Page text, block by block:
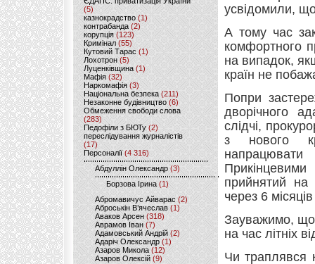
(5)
казнокрадство (1)
контрабанда (2)
корупція (123)
Кримінал (55)
Кутовий Тарас (1)
Лохотрон(5)
Луценківщина (1)
Мафія (32)
Наркомафія (3)
Національна безпека (211)
Незаконне будівництво(6)
Обмеження свободи слова
(283)
Педофіли з БЮТу (2)
переслідування журналістів
(17)
Персоналії (4 316)
Абдуллін Олександр (3)
Борзова Ірина(1)
Абромавичус Айварас (2)
Аброськін В’ячеслав(1)
Аваков Арсен (318)
Аврамов Іван (7)
Адамовський Андрій(2)
Адаріч Олександр (1)
Азаров Микола (12)
Азаров Олексій (9)
усвідомили,
А тому час
комфортного
на випадок,
країн не
Попри
дворічного
слідчі,
з нового
прийнятий на
через 6
Зауважимо, що
на час літніх
Чи траплявся